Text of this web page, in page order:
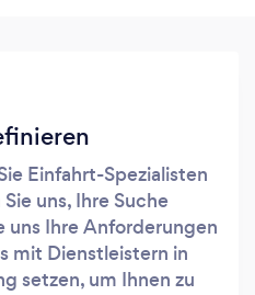
Einfahrt-Spezialisten
uns, Ihre Suche
uns Ihre Anforderungen
mit Dienstleistern in
setzen, um Ihnen zu